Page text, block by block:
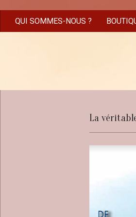
contentSecondary
QUI SOMMES-NOUS ?
La